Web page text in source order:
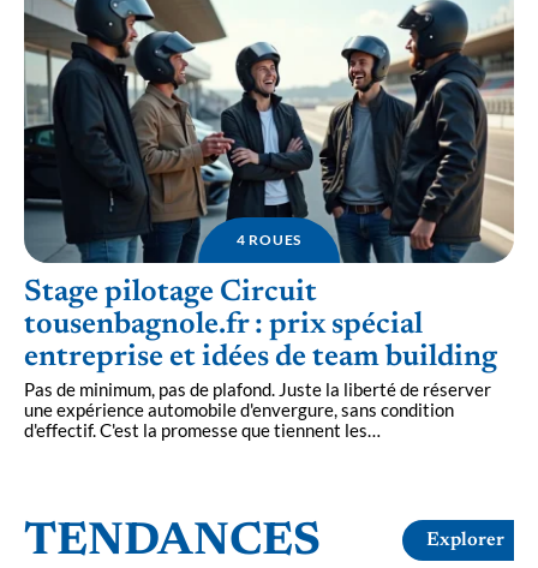
4 ROUES
Stage pilotage Circuit
tousenbagnole.fr : prix spécial
entreprise et idées de team building
Pas de minimum, pas de plafond. Juste la liberté de réserver
une expérience automobile d'envergure, sans condition
d'effectif. C'est la promesse que tiennent les…
TENDANCES Explorer